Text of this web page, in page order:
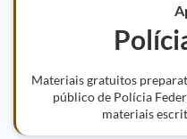
Materiais gratuitos
público de Polícia
materiais